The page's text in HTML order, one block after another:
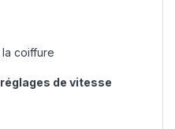
coiffure
de vitesse